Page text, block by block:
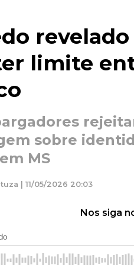
revelado
limite
sobre
MS
| 11/05/2026 20:03
Nos siga